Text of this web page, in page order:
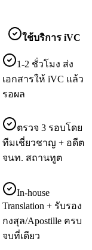
ใช้บริการ iVC
1-2 ชั่วโมง ส่ง
เอกสารให้ iVC แล้ว
รอผล
ตรวจ 3 รอบโดย
ทีมเชี่ยวชาญ + อดีต
จนท. สถานทูต
In-house
Translation + รับรอง
กงสุล/Apostille ครบ
จบที่เดียว